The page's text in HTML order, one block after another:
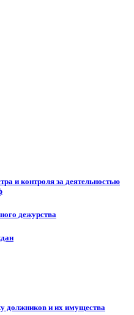
и контроля за деятельностью
дежурства
должников и их имущества